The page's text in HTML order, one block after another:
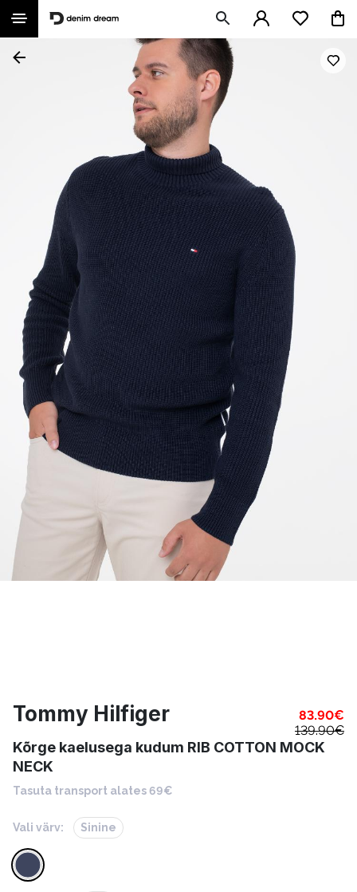
Tommy Hilfiger 83.90€
139.90€
Kõrge kaelusega kudum RIB COTTON MOCK
NECK
Tasuta transport alates 69€
Vali värv: Sinine